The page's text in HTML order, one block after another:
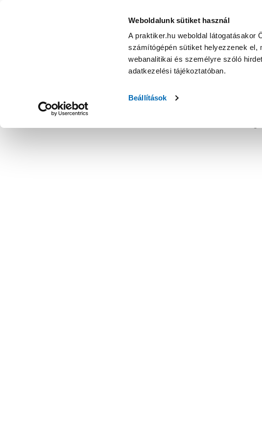
Weboldalunk sütiket használ
A praktiker.hu weboldal látogatásakor
számítógépén sütiket helyezzenek el,
webanalitikai és személyre szóló
adatkezelési tájékoztatóban.
Beállítások